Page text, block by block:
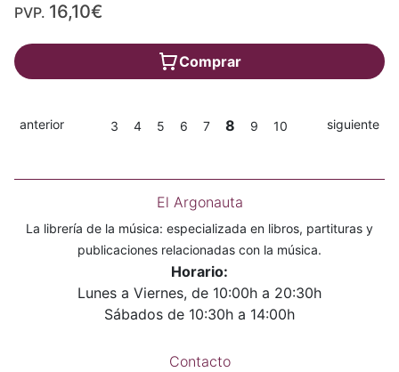
PVP. 16,10€
Comprar
anterior 3 4 5 6 7 8 9 10 siguiente
El Argonauta
La librería de la música: especializada en libros, partituras y
publicaciones relacionadas con la música.
Horario:
Lunes a Viernes, de 10:00h a 20:30h
Sábados de 10:30h a 14:00h
Contacto